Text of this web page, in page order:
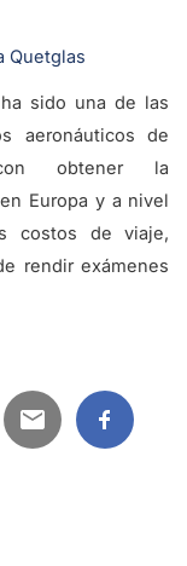
Quetglas
sido una de las
aeronáuticos de
con obtener la
Europa y a nivel
costos de viaje,
rendir exámenes